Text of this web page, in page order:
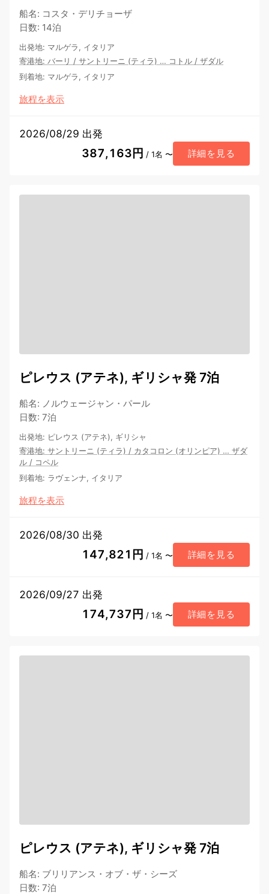
船名: コスタ・デリチョーザ
日数: 14泊
出発地: マルゲラ, イタリア
寄港地: バーリ / サントリーニ (ティラ) … コトル / ザダル
到着地: マルゲラ, イタリア
旅程を表示
2026/08/29 出発
387,163円 / 1名 〜 詳細を見る
ピレウス (アテネ), ギリシャ発 7泊
船名: ノルウェージャン・パール
日数: 7泊
出発地: ピレウス (アテネ), ギリシャ
寄港地: サントリーニ (ティラ) / カタコロン (オリンピア) … ザダ
ル / コペル
到着地: ラヴェンナ, イタリア
旅程を表示
2026/08/30 出発
147,821円 / 1名 〜 詳細を見る
2026/09/27 出発
174,737円 / 1名 〜 詳細を見る
ピレウス (アテネ), ギリシャ発 7泊
船名: ブリリアンス・オブ・ザ・シーズ
日数: 7泊